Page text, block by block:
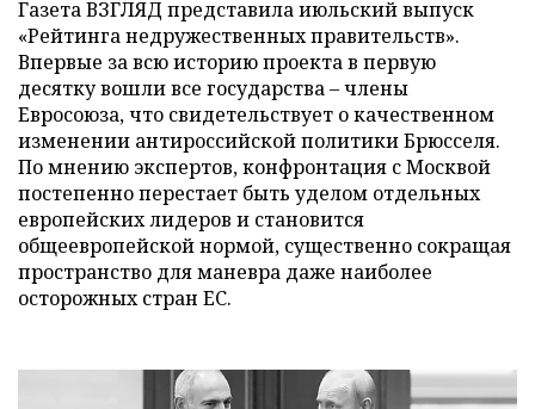
Газета ВЗГЛЯД представила июльский выпуск
«Рейтинга недружественных правительств».
Впервые за всю историю проекта в первую
десятку вошли все государства – члены
Евросоюза, что свидетельствует о качественном
изменении антироссийской политики Брюсселя.
По мнению экспертов, конфронтация с Москвой
постепенно перестает быть уделом отдельных
европейских лидеров и становится
общеевропейской нормой, существенно сокращая
пространство для маневра даже наиболее
осторожных стран ЕС.